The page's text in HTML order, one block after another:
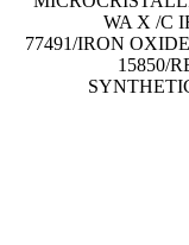
WA X /C
77491/IRON
15850/